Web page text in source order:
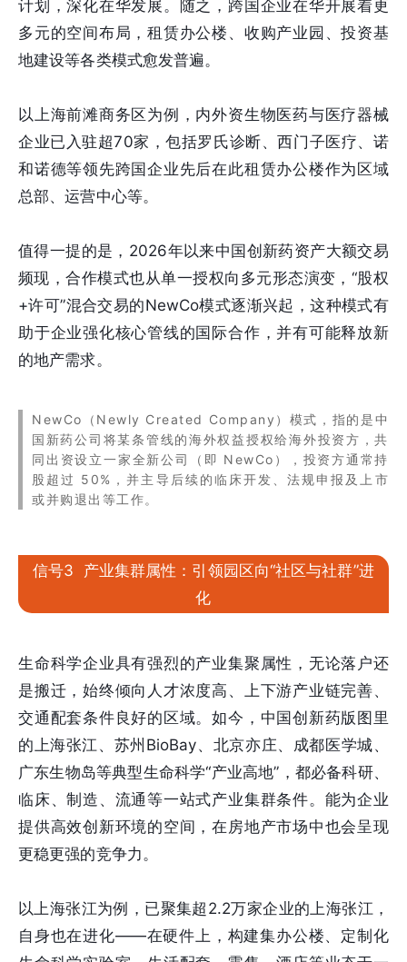
计划，深化在华发展。随之，跨国企业在华开展着更
多元的空间布局，租赁办公楼、收购产业园、投资基
地建设等各类模式愈发普遍。
以上海前滩商务区为例，内外资生物医药与医疗器械
企业已入驻超70家，包括罗氏诊断、西门子医疗、诺
和诺德等领先跨国企业先后在此租赁办公楼作为区域
总部、运营中心等。
值得一提的是，2026年以来中国创新药资产大额交易
频现，合作模式也从单一授权向多元形态演变，“股权
+许可”混合交易的NewCo模式逐渐兴起，这种模式有
助于企业强化核心管线的国际合作，并有可能释放新
的地产需求。
NewCo（Newly Created Company）模式，指的是中
国新药公司将某条管线的海外权益授权给海外投资方，共
同出资设立一家全新公司（即 NewCo），投资方通常持
股超过 50%，并主导后续的临床开发、法规申报及上市
或并购退出等工作。
信号3 产业集群属性：引领园区向“社区与社群”进
化
生命科学企业具有强烈的产业集聚属性，无论落户还
是搬迁，始终倾向人才浓度高、上下游产业链完善、
交通配套条件良好的区域。如今，中国创新药版图里
的上海张江、苏州BioBay、北京亦庄、成都医学城、
广东生物岛等典型生命科学“产业高地”，都必备科研、
临床、制造、流通等一站式产业集群条件。能为企业
提供高效创新环境的空间，在房地产市场中也会呈现
更稳更强的竞争力。
以上海张江为例，已聚集超2.2万家企业的上海张江，
自身也在进化——在硬件上，构建集办公楼、定制化